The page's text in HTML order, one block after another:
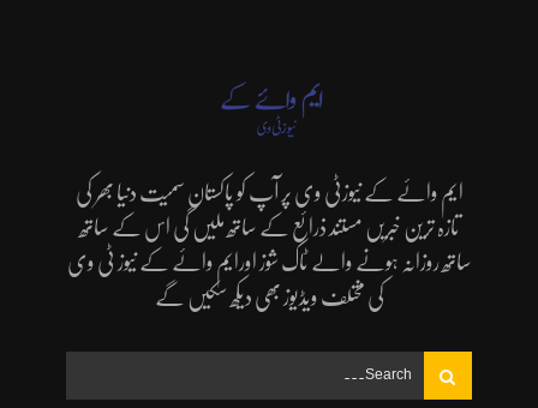
ایم وائے کے نیوزٹی وی پر آپ کو پاکستان سمیت دنیا بھر کی
تازہ ترین خبریں مستند ذرائع کے ساتھ ملیں گی اس کے ساتھ
ساتھ روزانہ ہونے والے ٹاک شوز اورایم وائے کے نیوز ٹی وی
کی مختلف ویڈیوز بھی دیکھ سکیں گے